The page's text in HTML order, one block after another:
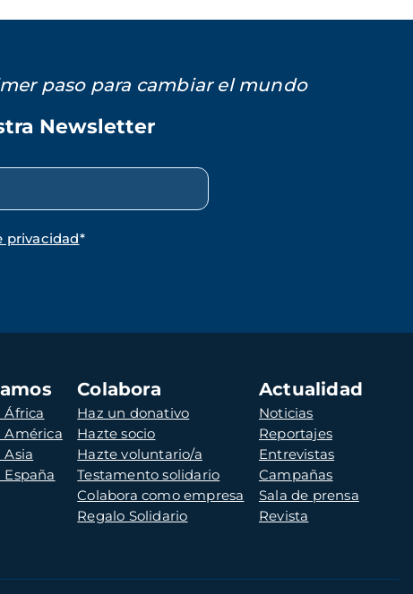
paso para cambiar el mundo
Newsletter
privacidad*
África
América
Colabora
Haz un donativo
Hazte socio
Hazte voluntario/a
Testamento solidario
Colabora como empresa
Regalo Solidario
Actualidad
Noticias
Reportajes
Entrevistas
Campañas
Sala de prensa
Revista